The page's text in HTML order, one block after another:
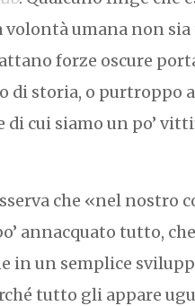
volontà umana non
forze oscure
di storia, o purtroppo
cui siamo un po’
che «nel nostro
annacquato tutto,
in un semplice
tutto gli appare